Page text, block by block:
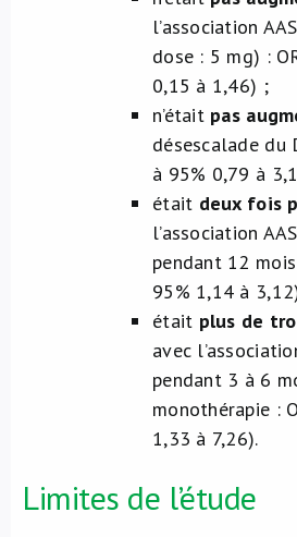
l’association
dose : 5 mg) :
0,15 à 1,46) ;
n’était pas
désescalade du
à 95% 0,79 à
était deux fois
l’association
pendant 12
95% 1,14 à
était plus de
avec
pendant 3 à 6
monothérapie :
1,33 à 7,26).
Limites de l’étude